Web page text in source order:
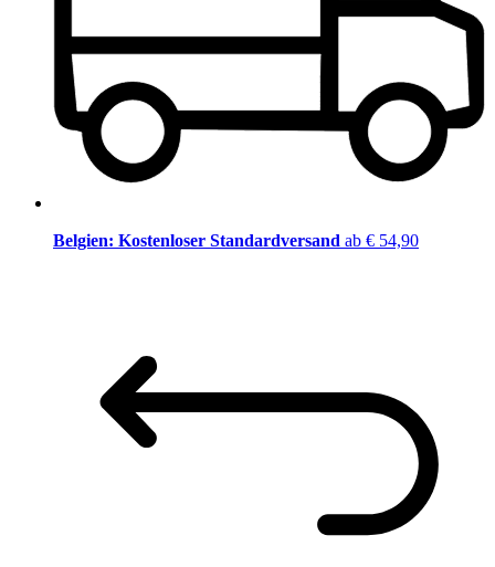
Belgien: Kostenloser Standardversand ab € 54,90